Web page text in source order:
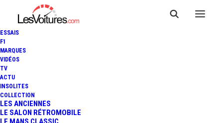
ESSAIS
F1
MARQUES
VIDÉOS
TV
ACTU
INSOLITES
COLLECTION
LES ANCIENNES
LE SALON RÉTROMOBILE